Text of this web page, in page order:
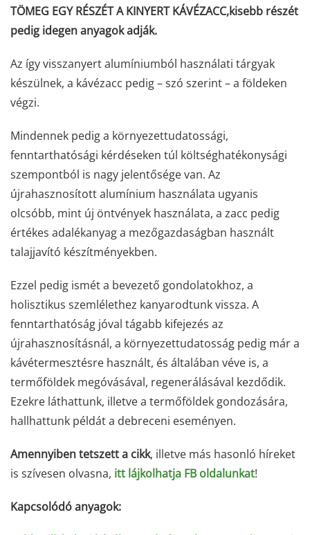
TÖMEG EGY RÉSZÉT A KINYERT KÁVÉZACC,kisebb részét
pedig idegen anyagok adják.
Az így visszanyert alumíniumból használati tárgyak
készülnek, a kávézacc pedig – szó szerint – a földeken
végzi.
Mindennek pedig a környezettudatossági,
fenntarthatósági kérdéseken túl költséghatékonysági
szempontból is nagy jelentősége van. Az
újrahasznosított alumínium használata ugyanis
olcsóbb, mint új öntvények használata, a zacc pedig
értékes adalékanyag a mezőgazdaságban használt
talajjavító készítményekben.
Ezzel pedig ismét a bevezető gondolatokhoz, a
holisztikus szemlélethez kanyarodtunk vissza. A
fenntarthatóság jóval tágabb kifejezés az
újrahasznosításnál, a környezettudatosság pedig már a
kávétermesztésre használt, és általában véve is, a
termőföldek megóvásával, regenerálásával kezdődik.
Ezekre láthattunk, illetve a termőföldek gondozására,
hallhattunk példát a debreceni eseményen.
Amennyiben tetszett a cikk, illetve más hasonló híreket
is szívesen olvasna, itt lájkolhatja FB oldalunkat!
Kapcsolódó anyagok: